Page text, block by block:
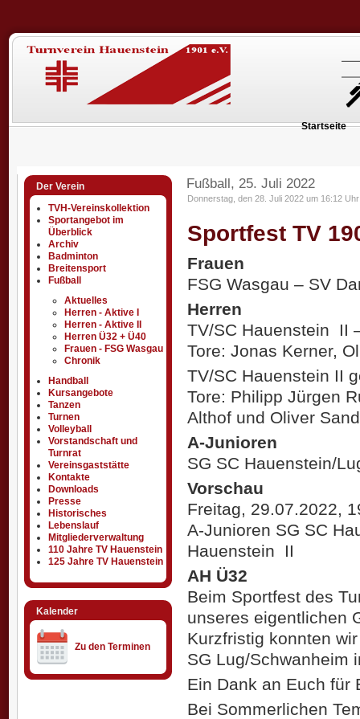
Startseite
Der Verein
TVH-Vereinskollektion
Sportangebot im
Überblick
Archiv
Badminton
Breitensport
Fußball
Aktuelles
Herren - Aktive I
Herren - Aktive II
Herren Ü32 + Ü40
Frauen - FSG Wasgau
Chronik
Handball
Kursangebote
Tanzen
Turnen
Volleyball
Vorstandschaft und
Turnrat
Vereinsgaststätte
Kontakte
Downloads
Presse
Historisches
Lebenslauf
Mitgliederverwaltung
110 Jahre TV Hauenstein
125 Jahre TV Hauenstein
Kalender
Zu den Terminen
Fußball, 25. Juli 2022
Donnerstag, den 28. Juli 2022 um 16:12 Uhr
Sportfest TV
Frauen
FSG Wasgau – SV
Herren
TV/SC Hauenstein II
Tore: Jonas Kerner,
TV/SC Hauenstein II
Tore: Philipp Jürgen
Althof und Oliver
A-Junioren
SG SC Hauenstein/
Vorschau
Freitag, 29.07.2022,
A-Junioren SG SC
Hauenstein II
AH Ü32
Beim Sportfest des
unseres eigentlichen
Kurzfristig konnten
SG Lug/Schwanheim
Ein Dank an Euch für
Bei Sommerlichen